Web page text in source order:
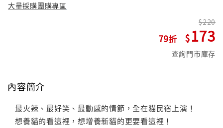
大量採購團購專區
79
220
173
查詢門市庫存
內容簡介
最火辣、最好笑、最動感的情節，全在貓民宿上演！
想養貓的看這裡，想增養新貓的更要看這裡！